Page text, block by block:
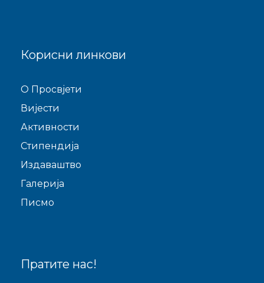
Корисни линкови
O Просвјети
Виjести
Активности
Стипендија
Издаваштво
Галерија
Писмо
Пратите нас!